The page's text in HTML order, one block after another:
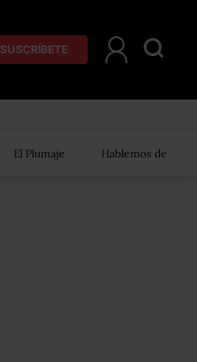
SUSCRÍBETE
El Plumaje Hablemos de